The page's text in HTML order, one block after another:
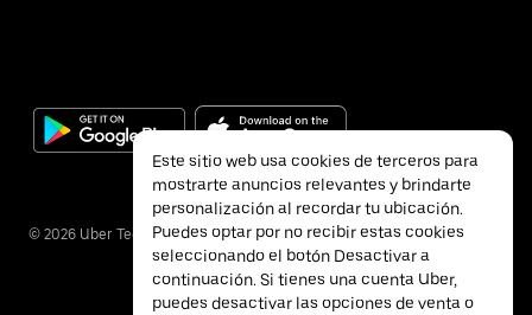
© 2026 Uber Technologies Inc.
Este sitio web usa cookies de terceros para
mostrarte anuncios relevantes y brindarte
personalización al recordar tu ubicación.
Puedes optar por no recibir estas cookies
seleccionando el botón Desactivar a
continuación. Si tienes una cuenta Uber,
puedes desactivar las opciones de venta o